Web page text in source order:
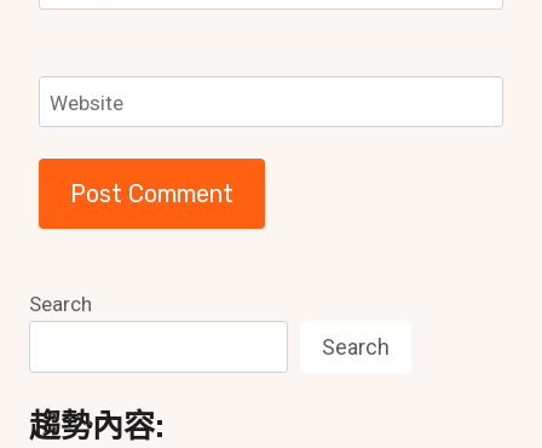
Website
Search
Search
趨勢內容: